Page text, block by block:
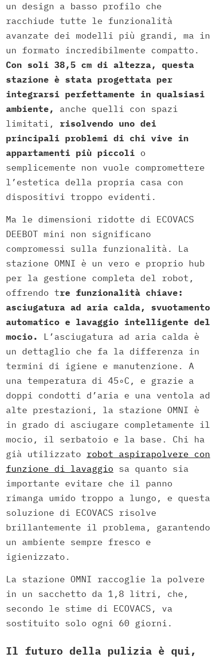
un design a basso profilo che
racchiude tutte le funzionalità
avanzate dei modelli più grandi, ma in
un formato incredibilmente compatto.
Con soli 38,5 cm di altezza, questa
stazione è stata progettata per
integrarsi perfettamente in qualsiasi
ambiente,
anche quelli con spazi
limitati, risolvendo uno dei
principali problemi di chi vive in
appartamenti più piccoli o
semplicemente non vuole compromettere
l’estetica della propria casa con
dispositivi troppo evidenti.
Ma le dimensioni ridotte di ECOVACS
DEEBOT mini non significano
compromessi sulla funzionalità. La
stazione OMNI è un vero e proprio hub
per la gestione completa del robot,
offrendo tre funzionalità chiave:
asciugatura ad aria calda, svuotamento
automatico e lavaggio intelligente del
mocio.
L’asciugatura ad aria calda è
un dettaglio che fa la differenza in
termini di igiene e manutenzione. A
una temperatura di 45∘C, e grazie a
doppi condotti d’aria e una ventola ad
alte prestazioni, la stazione OMNI è
in grado di asciugare completamente il
mocio, il serbatoio e la base. Chi ha
già utilizzato robot aspirapolvere con
funzione di lavaggio sa quanto sia
importante evitare che il panno
rimanga umido troppo a lungo, e questa
soluzione di ECOVACS risolve
brillantemente il problema, garantendo
un ambiente sempre fresco e
igienizzato.
La stazione OMNI raccoglie la polvere
in un sacchetto da 1,8 litri, che,
secondo le stime di ECOVACS, va
sostituito solo ogni 60 giorni.
Il futuro della pulizia è qui,